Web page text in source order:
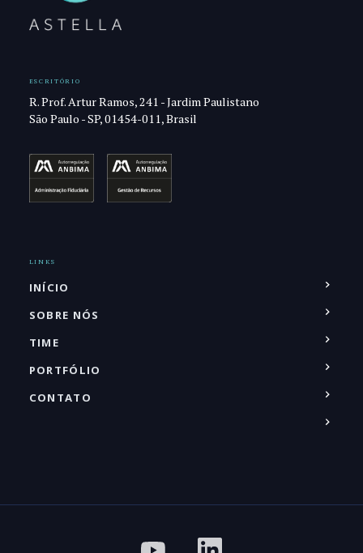
ESCRITÓRIO
R. Prof. Artur Ramos, 241 - Jardim Paulistano
São Paulo - SP, 01454-011, Brasil
LINKS
INÍCIO
SOBRE NÓS
TIME
PORTFÓLIO
CONTATO